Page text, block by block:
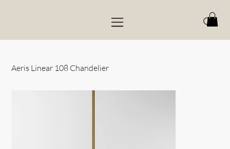
Aeris Linear 108 Chandelier